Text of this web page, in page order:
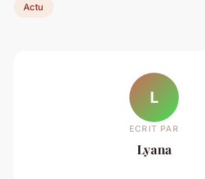
Actu
L
ECRIT PAR
Lyana